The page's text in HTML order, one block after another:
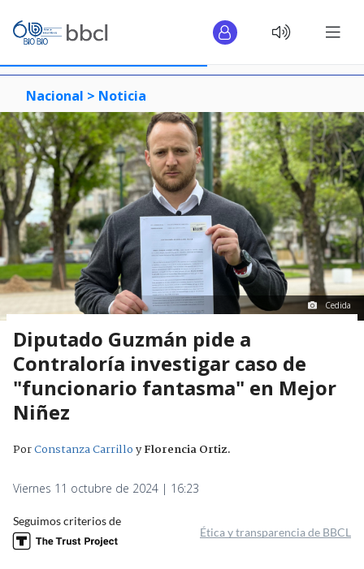
Nacional > Noticia
Cedida
Diputado Guzmán pide a
Contraloría investigar caso de
"funcionario fantasma" en Mejor
Niñez
PorConstanza CarrilloyFlorencia Ortiz.
Viernes 11 octubre de 2024 | 16:23
Seguimos criterios de
Ética y transparencia de BBCL